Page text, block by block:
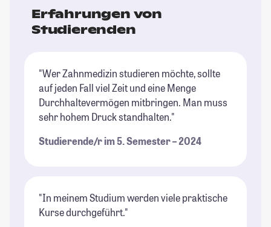
Erfahrungen von
Studierenden
"Wer Zahnmedizin studieren möchte, sollte
auf jeden Fall viel Zeit und eine Menge
Durchhaltevermögen mitbringen. Man muss
sehr hohem Druck standhalten."
Studierende/r im 5. Semester – 2024
"In meinem Studium werden viele praktische
Kurse durchgeführt."